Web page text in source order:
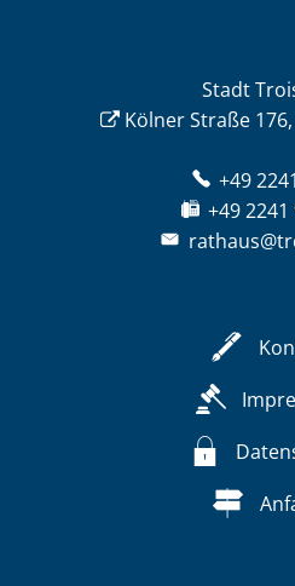
Stadt
Kölner Straße
+49
+49